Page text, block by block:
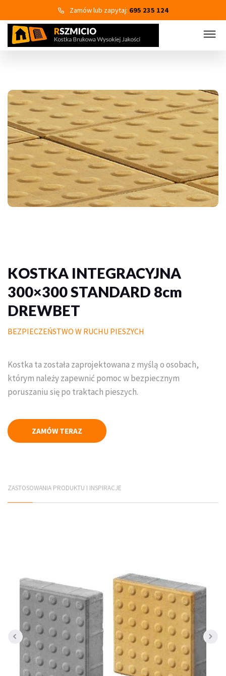
Zamów lub zapytaj: 695 235 124
PRODUKTY
Wszystkie kategorie produktów
Kostka brukowa
Eko Bruk
Płyty tarasowo-chodnikowe
Schody betonowe
Mała architektura ogrodowa
Meble do domu i ogrodu
Chemia
Wymarzony trawnik
Outlet
Trawa w rolce PREMIUM
Mury betonowe
PRODUCENCI
Jadar Śląsk
Galabeton Śląsk
Polbruk Śląsk
KOSTKA INTEGRACYJNA
300×300 STANDARD 8cm
DREWBET
BEZPIECZEŃSTWO W RUCHU PIESZYCH
Kostka ta została zaprojektowana z myślą o osobach,
którym należy zapewnić pomoc w bezpiecznym
poruszaniu się po traktach pieszych.
ZAMÓW TERAZ
ZASTOSOWANIA PRODUKTU I INSPIRACJE